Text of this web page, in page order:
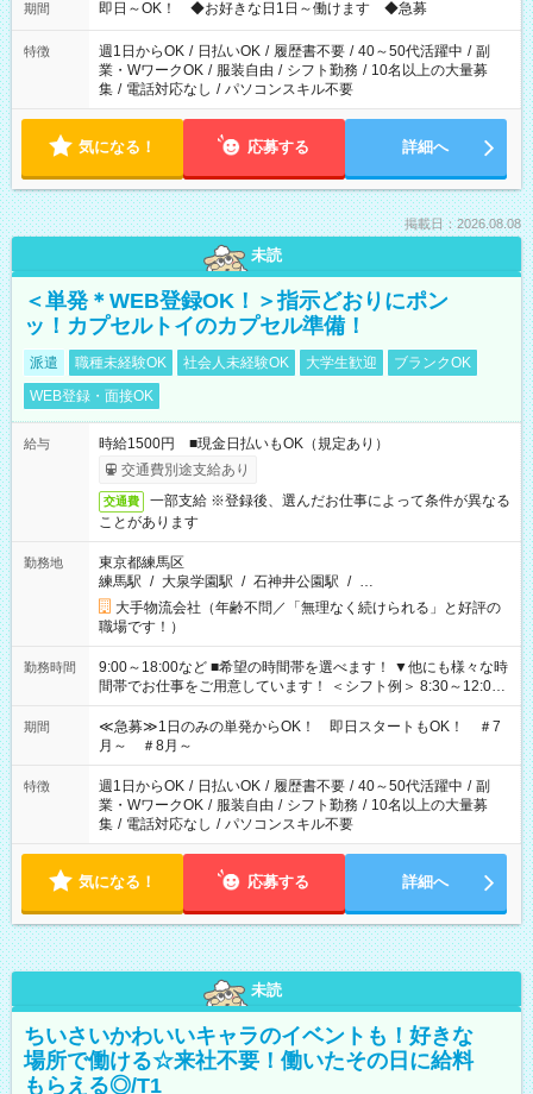
期間 即日～OK！ ◆お好きな日1日～働けます ◆急募
特徴 週1日からOK / 日払いOK / 履歴書不要 / 40～50代活躍中 / 副
業・WワークOK / 服装自由 / シフト勤務 / 10名以上の大量募
集 / 電話対応なし / パソコンスキル不要
気になる！ 応募する 詳細へ
掲載日：2026.08.08
未読
＜単発＊WEB登録OK！＞指示どおりにポン
ッ！カプセルトイのカプセル準備！
派遣 職種未経験OK 社会人未経験OK 大学生歓迎
ブランクOK
WEB登録・面接OK
給与
時給1500円 ■現金日払いもOK（規定あり）
交通費別途支給あり
交通費
一部支給 ※登録後、選んだお仕事によって条件が異なる
ことがあります
勤務地
東京都練馬区
練馬駅 / 大泉学園駅 / 石神井公園駅 / …
大手物流会社（年齢不問／「無理なく続けられる」と好評の
職場です！）
勤務時間
9:00～18:00など ■希望の時間帯を選べます！ ▼他にも様々な時
間帯でお仕事をご用意しています！ ＜シフト例＞ 8:30～12:00
17:00～22:00 13:00～22:00 22:00～翌6:00 など
期間
≪急募≫1日のみの単発からOK！ 即日スタートもOK！ ＃7
月～ ＃8月～
特徴 週1日からOK / 日払いOK / 履歴書不要 / 40～50代活躍中 / 副
業・WワークOK / 服装自由 / シフト勤務 / 10名以上の大量募
集 / 電話対応なし / パソコンスキル不要
気になる！ 応募する 詳細へ
未読
ちいさいかわいいキャラのイベントも！好きな
場所で働ける☆来社不要！働いたその日に給料
もらえる◎/T1